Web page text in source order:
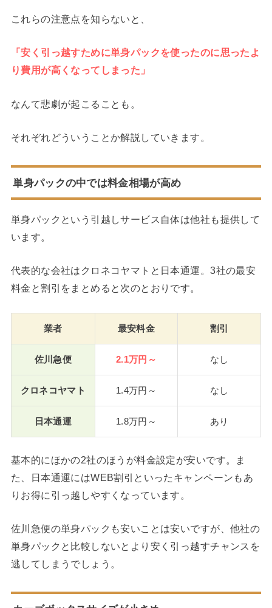
これらの注意点を知らないと、
「安く引っ越すために単身パックを使ったのに思ったよ
り費用が高くなってしまった」
なんて悲劇が起こることも。
それぞれどういうことか解説していきます。
単身パックの中では料金相場が高め
単身パックという引越しサービス自体は他社も提供して
います。
代表的な会社はクロネコヤマトと日本通運。3社の最安
料金と割引をまとめると次のとおりです。
業者 最安料金 割引
佐川急便 2.1万円～ なし
クロネコヤマト 1.4万円～ なし
日本通運 1.8万円～ あり
基本的にほかの2社のほうが料金設定が安いです。ま
た、日本通運にはWEB割引といったキャンペーンもあ
りお得に引っ越しやすくなっています。
佐川急便の単身パックも安いことは安いですが、他社の
単身パックと比較しないとより安く引っ越すチャンスを
逃してしまうでしょう。